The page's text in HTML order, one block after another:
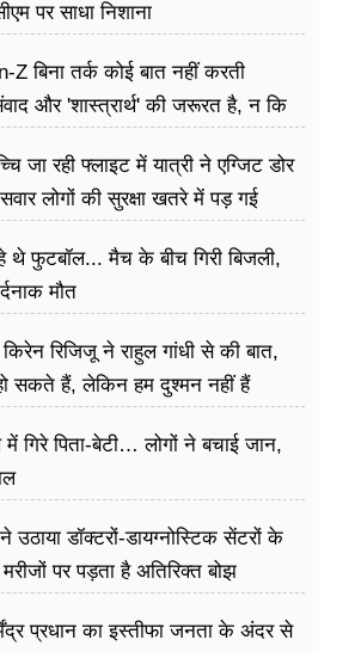
पर साधा​ निशाना
Z बिना तर्क कोई बात नहीं करती
और 'शास्त्रार्थ' की जरूरत है, न कि
जा रही फ्लाइट में यात्री ने एग्जिट डोर
लोगों की सुरक्षा खतरे में पड़ गई
थे फुटबॉल... मैच के बीच गिरी बिजली,
मौत
रिजिजू ने राहुल गांधी से की बात,
हो सकते हैं, लेकिन हम दुश्मन नहीं हैं
गिरे पिता-बेटी… लोगों ने बचाई जान,
उठाया डॉक्टरों-डायग्नोस्टिक सेंटरों के
पर पड़ता है अ​तिरिक्त बोझ
प्रधान का इस्तीफा जनता के अंदर से